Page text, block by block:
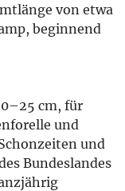
von etwa
beginnend
cm, für
und
und
Bundeslandes